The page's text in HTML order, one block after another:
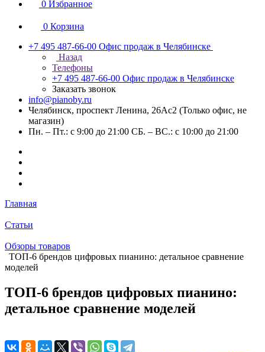
0 Избранное
0 Корзина
+7 495 487-66-00 Офис продаж в Челябинске
Назад
Телефоны
+7 495 487-66-00 Офис продаж в Челябинске
Заказать звонок
info@pianoby.ru
Челябинск, проспект Ленина, 26Ас2 (Только офис, не
магазин)
Пн. – Пт.: с 9:00 до 21:00 СБ. – ВС.: с 10:00 до 21:00
Главная
Статьи
Обзоры товаров
ТОП-6 брендов цифровых пианино: детальное сравнение
моделей
ТОП-6 брендов цифровых пианино:
детальное сравнение моделей